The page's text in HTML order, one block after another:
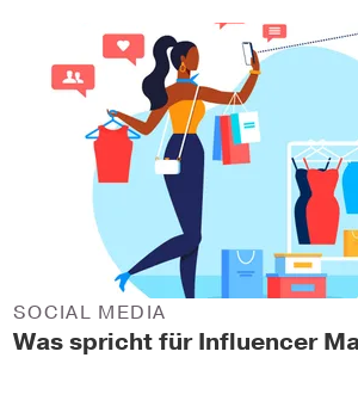
Was spricht für Influencer
SOCIAL MEDIA